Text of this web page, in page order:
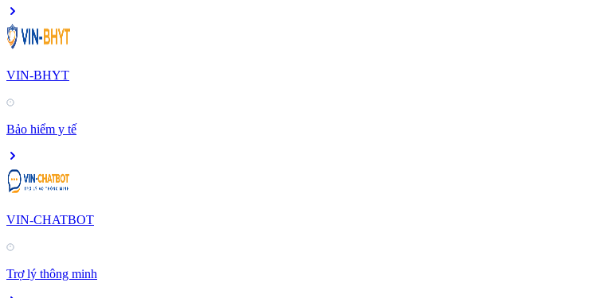
VIN-BHYT
Bảo hiểm y tế
VIN-CHATBOT
Trợ lý thông minh